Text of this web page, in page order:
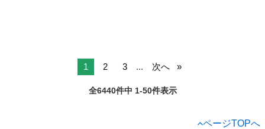
1 2 3 ... 次へ
全6440件中 1-50件表示
ページTOPへ